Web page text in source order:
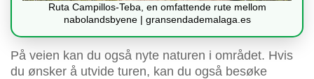
Ruta Campillos-Teba, en omfattende rute mellom
nabolandsbyene | gransendademalaga.es
På veien kan du også nyte naturen i området. Hvis
du ønsker å utvide turen, kan du også besøke